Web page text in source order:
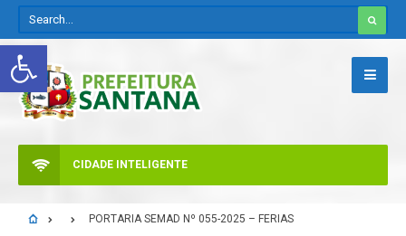
Abrir a barra de ferramentas
CIDADE INTELIGENTE
PORTARIA SEMAD Nº 055-2025 – FERIAS